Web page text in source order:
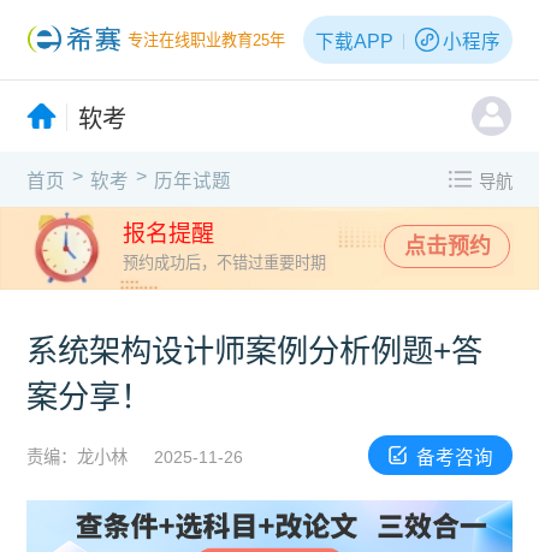
专注在线职业教育25年 下载APP 小程序
软考
首页 > 软考 > 历年试题 导航
报名提醒
预约成功后，不错过重要时期
点击预约
系统架构设计师案例分析例题+答
案分享！
责编：龙小林 2025-11-26 备考咨询